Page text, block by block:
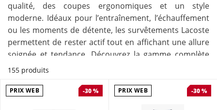
qualité, des coupes ergonomiques et un style
moderne. Idéaux pour l’entraînement, l’échauffement
ou les moments de détente, les survêtements Lacoste
permettent de rester actif tout en affichant une allure
soignée et tendance. Découvrez la gamme complète
pour homme et femme, et trouvez le modèle adapté à
155 produits
PRIX WEB -30 % PRIX WEB -30 %